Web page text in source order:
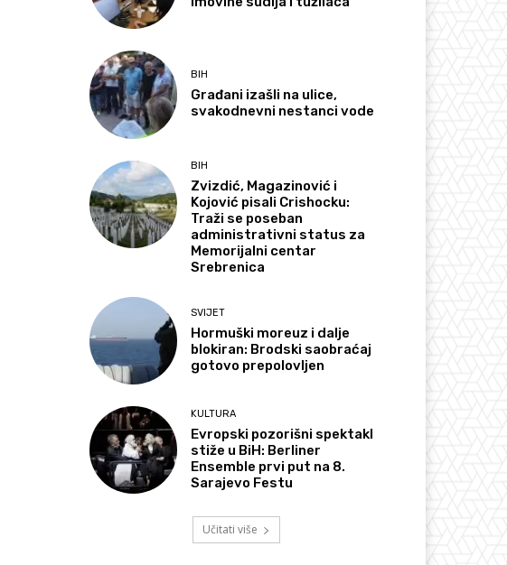
BIH
Građani izašli na ulice,
svakodnevni nestanci vode
BIH
Zvizdić, Magazinović i
Kojović pisali Crishocku:
Traži se poseban
administrativni status za
Memorijalni centar
Srebrenica
SVIJET
Hormuški moreuz i dalje
blokiran: Brodski saobraćaj
gotovo prepolovljen
KULTURA
Evropski pozorišni spektakl
stiže u BiH: Berliner
Ensemble prvi put na 8.
Sarajevo Festu
Učitati više